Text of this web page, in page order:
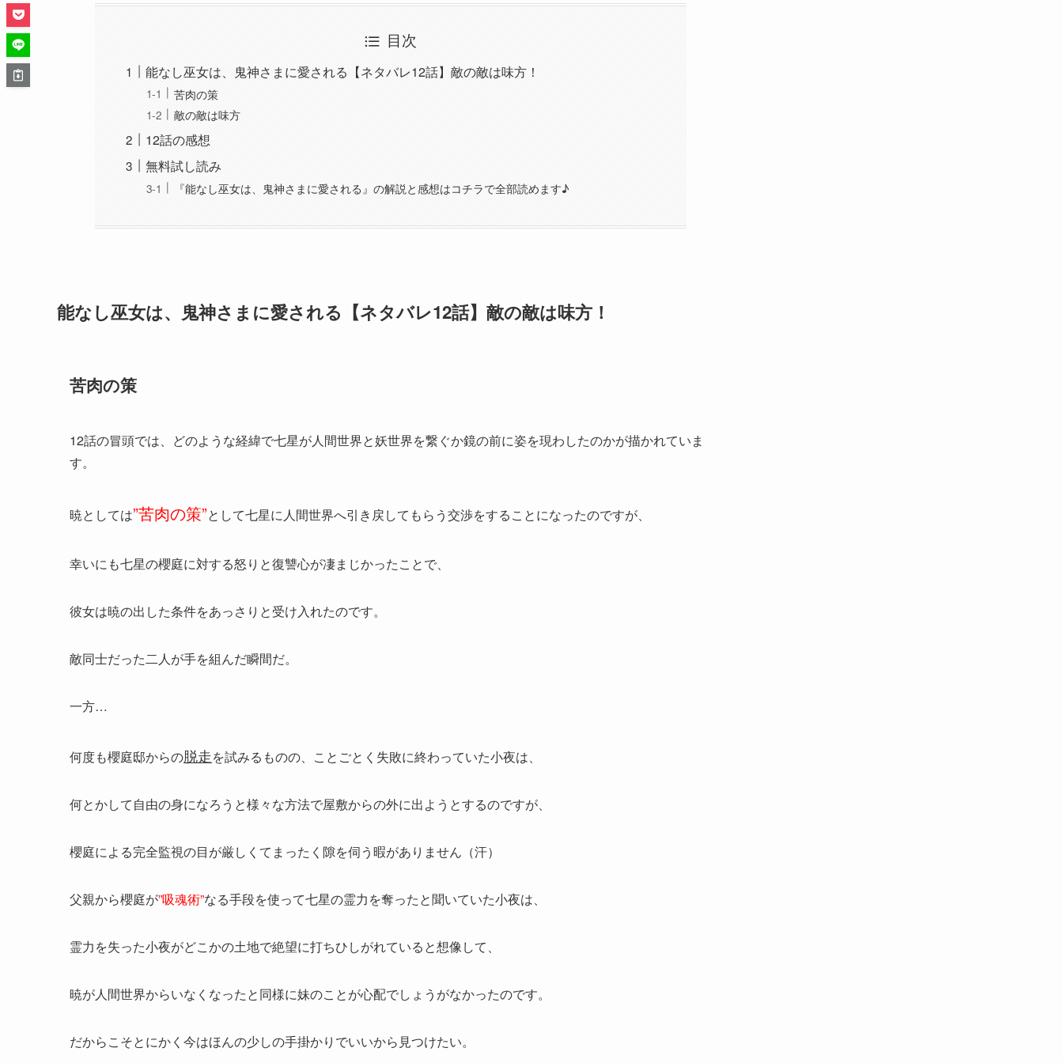
目次
能なし巫女は、鬼神さまに愛される【ネタバレ12話】敵の敵は味方！
苦肉の策
敵の敵は味方
12話の感想
無料試し読み
『能なし巫女は、鬼神さまに愛される』の解説と感想はコチラで全部読めます♪
能なし巫女は、鬼神さまに愛される【ネタバレ12話】敵の敵は味方！
苦肉の策
12話の冒頭では、どのような経緯で七星が人間世界と妖世界を繋ぐか鏡の前に姿を現わしたのかが描かれていま
す。
暁としては”苦肉の策”として七星に人間世界へ引き戻してもらう交渉をすることになったのですが、
幸いにも七星の櫻庭に対する怒りと復讐心が凄まじかったことで、
彼女は暁の出した条件をあっさりと受け入れたのです。
敵同士だった二人が手を組んだ瞬間だ。
一方…
何度も櫻庭邸からの脱走を試みるものの、ことごとく失敗に終わっていた小夜は、
何とかして自由の身になろうと様々な方法で屋敷からの外に出ようとするのですが、
櫻庭による完全監視の目が厳しくてまったく隙を伺う暇がありません（汗）
父親から櫻庭が”吸魂術”なる手段を使って七星の霊力を奪ったと聞いていた小夜は、
霊力を失った小夜がどこかの土地で絶望に打ちひしがれていると想像して、
暁が人間世界からいなくなったと同様に妹のことが心配でしょうがなかったのです。
だからこそとにかく今はほんの少しの手掛かりでいいから見つけたい。